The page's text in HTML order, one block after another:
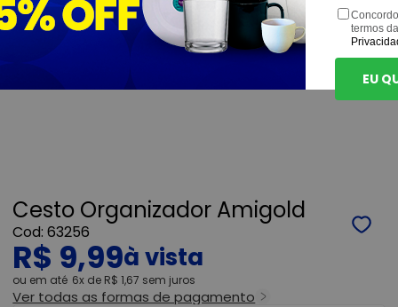
Cesto Organizador Amigold
63256
R$ 9,99
ou 6x de R$ 1,67 sem juros
Ver todas as formas de pagamento
termos
EU